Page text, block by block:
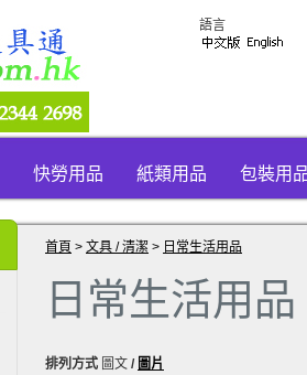
語言
快勞用品 紙類用品 包裝用
首頁 > 文具 / 清潔 > 日常生活用品
日常生活用品
排列方式 圖文 / 圖片